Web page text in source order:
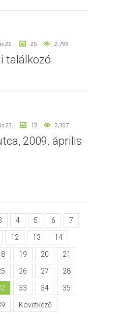
26. 25 2,793
találkozó
23. 13 2,307
2009. április
4 5 6 7
12 13 14
19 20 21
26 27 28
33 34 35
Következő